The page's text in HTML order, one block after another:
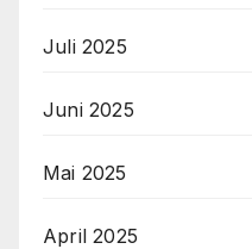
Juli 2025
Juni 2025
Mai 2025
April 2025